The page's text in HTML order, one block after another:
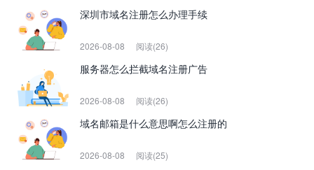
深圳市域名注册怎么办理手续
2026-08-08 阅读(26)
服务器怎么拦截域名注册广告
2026-08-08 阅读(26)
域名邮箱是什么意思啊怎么注册的
2026-08-08 阅读(25)